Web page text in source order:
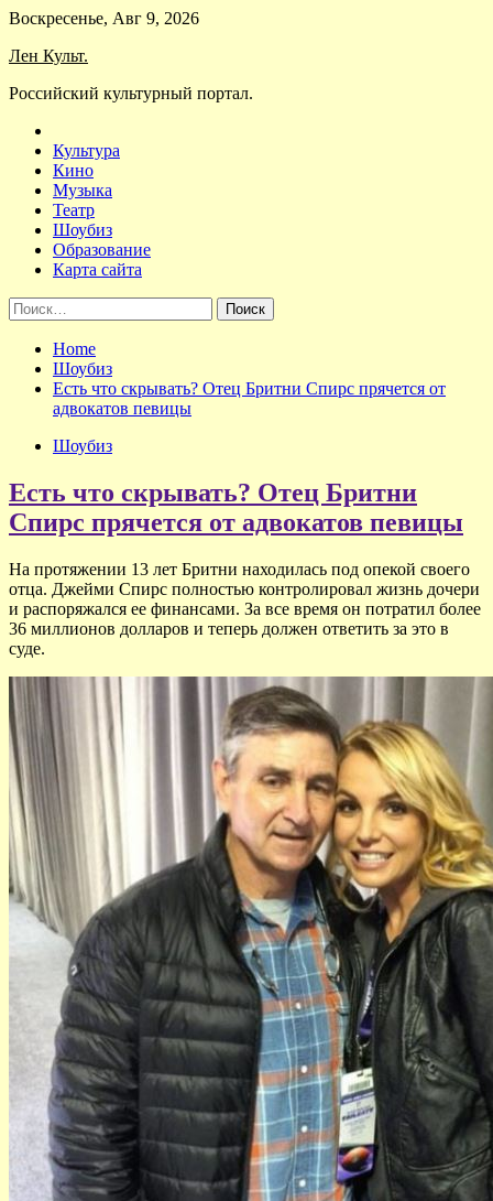
Skip
content
Воскресенье, Авг 9, 2026
Лен Культ.
Российский культурный портал.
Культура
Кино
Музыка
Театр
Шоубиз
Образование
Карта сайта
Найти:
Home
Шоубиз
Есть что скрывать? Отец Бритни Спирс прячется от
адвокатов певицы
Шоубиз
Есть что скрывать? Отец Бритни
Спирс прячется от адвокатов певицы
На протяжении 13 лет Бритни находилась под опекой своего
отца. Джейми Спирс полностью контролировал жизнь дочери
и распоряжался ее финансами. За все время он потратил более
36 миллионов долларов и теперь должен ответить за это в
суде.